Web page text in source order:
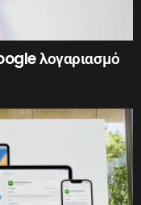
λογαριασμό